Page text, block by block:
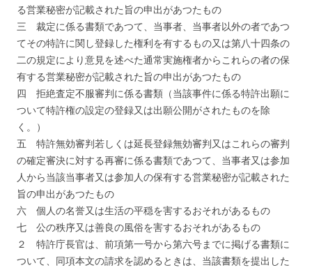
る営業秘密が記載された旨の申出があつたもの
三 裁定に係る書類であつて、当事者、当事者以外の者であつ
てその特許に関し登録した権利を有するもの又は第八十四条の
二の規定により意見を述べた通常実施権者からこれらの者の保
有する営業秘密が記載された旨の申出があつたもの
四 拒絶査定不服審判に係る書類（当該事件に係る特許出願に
ついて特許権の設定の登録又は出願公開がされたものを除
く。）
五 特許無効審判若しくは延長登録無効審判又はこれらの審判
の確定審決に対する再審に係る書類であつて、当事者又は参加
人から当該当事者又は参加人の保有する営業秘密が記載された
旨の申出があつたもの
六 個人の名誉又は生活の平穏を害するおそれがあるもの
七 公の秩序又は善良の風俗を害するおそれがあるもの
２ 特許庁長官は、前項第一号から第六号までに掲げる書類に
ついて、同項本文の請求を認めるときは、当該書類を提出した